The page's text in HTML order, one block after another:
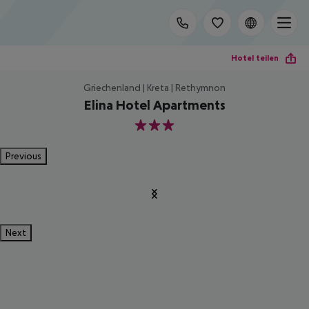
Hotel teilen
Griechenland | Kreta | Rethymnon
Elina Hotel Apartments
3
Previous
Next